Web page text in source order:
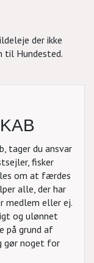
der ikke
til Hundested.
tager du ansvar
fisker
om at færdes
alle, der har
medlem eller ej.
og ulønnet
på grund af
gør noget for